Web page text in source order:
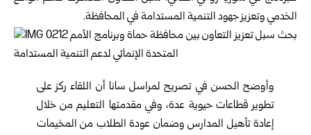
الخدمي وتعزيز جهود التنمية المستدامة في المحافظة.
وأوضح الحسن في تصريح لمراسل سانا أن اللقاء ركز على
تطوير قطاعات حيوية عدة، وفي مقدمتها التعليم من خلال
إعادة تأهيل المدارس وضمان عودة الطلاب من المخيمات